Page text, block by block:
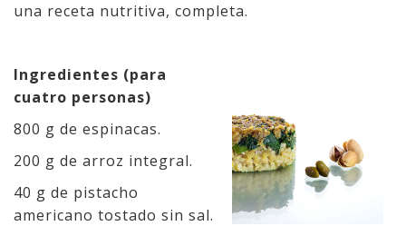
una receta nutritiva, completa.
Ingredientes (para
cuatro personas)
800 g de espinacas.
200 g de arroz integral.
40 g de pistacho
americano tostado sin sal.